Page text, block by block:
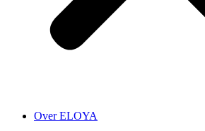
Over ELOYA